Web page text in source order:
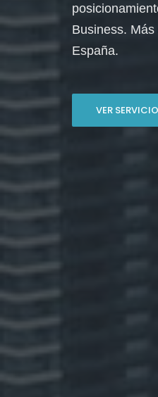
Business. Más
España.
VER